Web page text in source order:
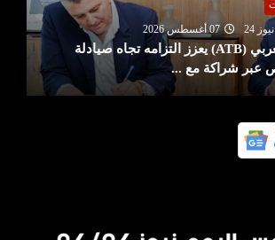
24
07 أغسطس 2026
بنك تونس العربي (ATB) يعزز التزامه تجاه صيادلة
عبر شراكة مع ...